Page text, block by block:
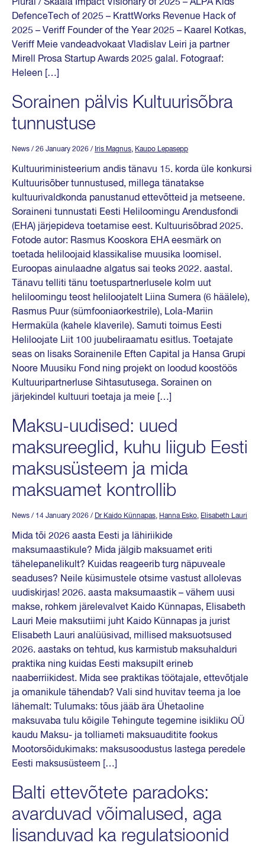
Plural / Skaala Impact Visionary of 2025 – ALPA Kids
DefenceTech of 2025 – KrattWorks Revenue Hack of
2025 – Veriff Founder of the Year 2025 – Kaarel Kotkas,
Veriff Meie vandeadvokaat Vladislav Leiri ja partner
Mirell Prosa Startup Awards 2025 galal. Fotograaf:
Heleen […]
Sorainen pälvis Kultuurisõbra
tunnustuse
News / 26 January 2026 / Iris Magnus, Kaupo Lepasepp
Kultuuriministeerium andis tänavu 15. korda üle konkursi
Kultuurisõber tunnustused, millega tänatakse
kultuurivaldkonda panustanud ettevõtteid ja metseene.
Soraineni tunnustati Eesti Heliloomingu Arendusfondi
(EHA) järjepideva toetamise eest. Kultuurisõbrad 2025.
Fotode autor: Rasmus Kooskora EHA eesmärk on
toetada heliloojaid klassikalise muusika loomisel.
Euroopas ainulaadne algatus sai teoks 2022. aastal.
Tänavu telliti tänu toetuspartnerlusele kolm uut
heliloomingu teost heliloojatelt Liina Sumera (6 häälele),
Rasmus Puur (sümfooniaorkestrile), Lola-Mariin
Hermaküla (kahele klaverile). Samuti toimus Eesti
Heliloojate Liit 100 juubeliraamatu esitlus. Toetajate
seas on lisaks Sorainenile Eften Capital ja Hansa Grupi
Noore Muusiku Fond ning projekt on loodud koostöös
Kultuuripartnerluse Sihtasutusega. Sorainen on
järjekindel kultuuri toetaja ja meie […]
Maksu-uudised: uued
maksureeglid, kuhu liigub Eesti
maksusüsteem ja mida
maksuamet kontrollib
News / 14 January 2026 / Dr Kaido Künnapas, Hanna Esko, Elisabeth Lauri
Mida tõi 2026 aasta Eesti ja lähiriikide
maksumaastikule? Mida jälgib maksuamet eriti
tähelepanelikult? Kuidas reageerib turg näpuveale
seaduses? Neile küsimustele otsime vastust allolevas
uudiskirjas! 2026. aasta maksumaastik – vähem uusi
makse, rohkem järelevalvet Kaido Künnapas, Elisabeth
Lauri Meie maksutiimi juht Kaido Künnapas ja jurist
Elisabeth Lauri analüüsivad, millised maksuotsused
2026. aastaks on tehtud, kus karmistub maksuhalduri
praktika ning kuidas Eesti maksupilt erineb
naaberriikidest. Mida see praktikas töötajale, ettevõtjale
ja omanikule tähendab? Vali sind huvitav teema ja loe
lähemalt: Tulumaks: tõus jääb ära Ühetaoline
maksuvaba tulu kõigile Tehingute tegemine isikliku OÜ
kaudu Maksu- ja tolliameti maksuauditite fookus
Mootorsõidukimaks: maksusoodustus lastega peredele
Eesti maksusüsteem […]
Balti ettevõtete paradoks:
avarduvad võimalused, aga
lisanduvad ka regulatsioonid